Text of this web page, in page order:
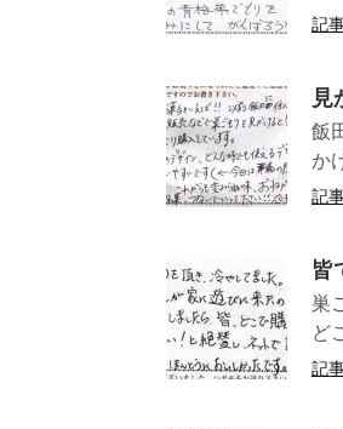
記
見
飯
か
記
皆
巣
ど
記